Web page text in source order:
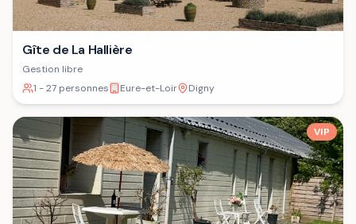
Gîte de La Hallière
Gestion libre
1 - 27 personnes
Eure-et-Loir Digny
VIP